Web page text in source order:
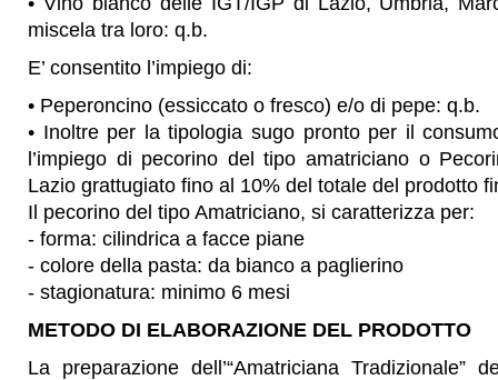
miscela tra loro: q.b.
E’ consentito l’impiego di:
• Peperoncino (essiccato o fresco) e/o di pepe: q.b.
• Inoltre per la tipologia sugo pronto per il
l’impiego di pecorino del tipo amatriciano o
Lazio grattugiato fino al 10% del totale del prodotto
Il pecorino del tipo Amatriciano, si caratterizza per:
- forma: cilindrica a facce piane
- colore della pasta: da bianco a paglierino
- stagionatura: minimo 6 mesi
METODO DI ELABORAZIONE DEL PRODOTTO
La preparazione dell’“Amatriciana Tradizionale”